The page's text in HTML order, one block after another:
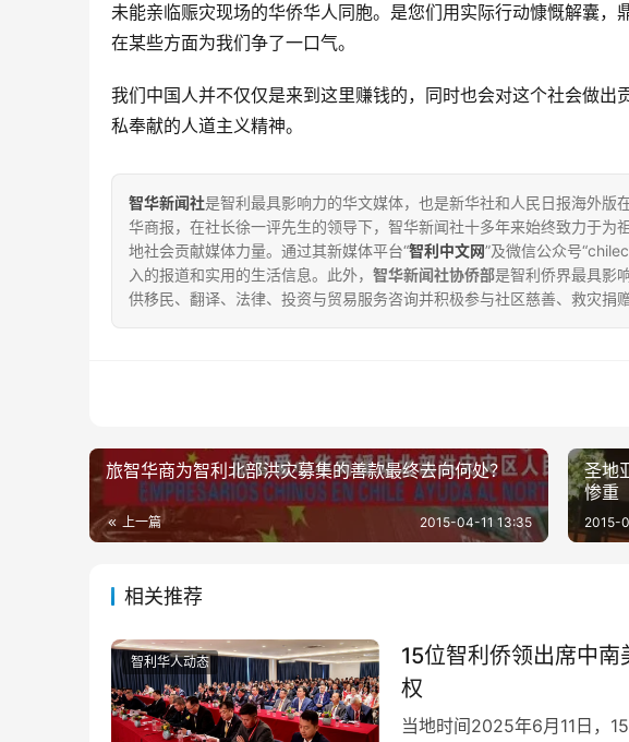
未能亲临赈灾现场的华侨华人同胞。是您们用实际行动慷慨解囊
在某些方面为我们争了一口气。
我们中国人并不仅仅是来到这里赚钱的，同时也会对这个社会做
私奉献的人道主义精神。
智华新闻社是智利最具影响力的华文媒体，也是新华社和人民日报海外
华商报，在社长徐一评先生的领导下，智华新闻社十多年来始终致力于为
地社会贡献媒体力量。通过其新媒体平台“智利中文网”及微信公众号
入的报道和实用的生活信息。此外， 智华新闻社协侨部是智利侨界最具影
供移民、翻译、法律、投资与贸易服务咨询并积极参与社区慈善、救灾捐
旅智华商为智利北部洪灾募集的善款最终去向何处？
上一篇 2015-04-11 13:35
圣地
惨重
2015-
相关推荐
智利华人动态
15位智利侨领出席中
权
当地时间2025年6月11日，